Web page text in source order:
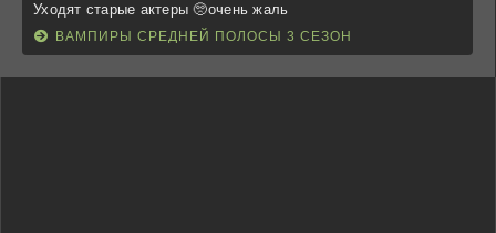
Уходят старые актеры 🥺очень жаль
ВАМПИРЫ СРЕДНЕЙ ПОЛОСЫ 3 СЕЗОН